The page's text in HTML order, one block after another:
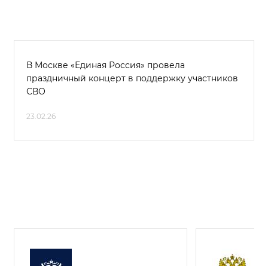
В Москве «Единая Россия» провела
праздничный концерт в поддержку участников
СВО
23.02.26